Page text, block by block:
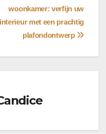
woonkamer: verfijn uw
interieur met een prachtig
plafondontwerp